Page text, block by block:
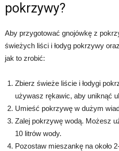
pokrzywy?
Aby przygotować gnojówkę z
świeżych liści i łodyg pokrzywy
jak to zrobić:
Zbierz świeże liście i łodygi
używasz rękawic, aby uniknąć
Umieść pokrzywę w dużym
Zalej pokrzywę wodą. Możesz
10 litrów wody.
Pozostaw mieszankę na około